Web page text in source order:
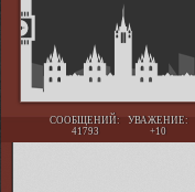
СООБЩЕНИЙ:
41793
УВАЖЕНИЕ:
+10